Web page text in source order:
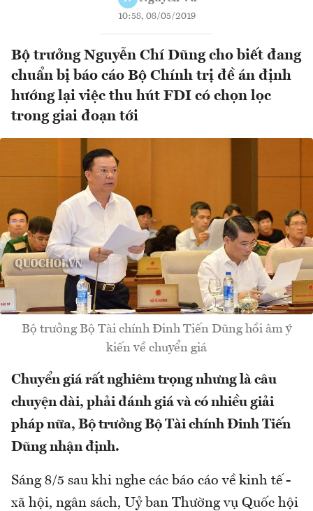
10:58, 08/05/2019
Bộ trưởng Nguyễn Chí Dũng cho biết đang
chuẩn bị báo cáo Bộ Chính trị đề án định
hướng lại việc thu hút FDI có chọn lọc
trong giai đoạn tới
Bộ trưởng Bộ Tài chính Đinh Tiến Dũng hồi âm ý
kiến về chuyển giá
Chuyển giá rất nghiêm trọng nhưng là câu
chuyện dài, phải đánh giá và có nhiều giải
pháp nữa, Bộ trưởng Bộ Tài chính Đinh Tiến
Dũng nhận định.
Sáng 8/5 sau khi nghe các báo cáo về kinh tế -
xã hội, ngân sách, Uỷ ban Thường vụ Quốc hội